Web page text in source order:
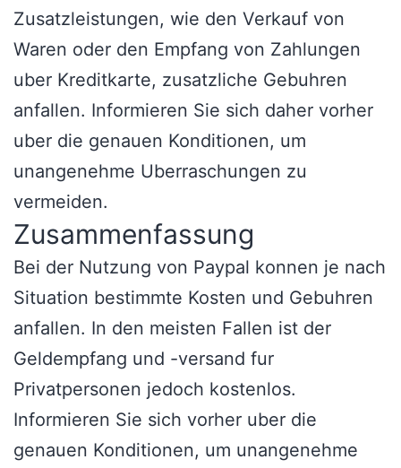
Zusatzleistungen, wie den Verkauf von
Waren oder den Empfang von Zahlungen
uber Kreditkarte, zusatzliche Gebuhren
anfallen. Informieren Sie sich daher vorher
uber die genauen Konditionen, um
unangenehme Uberraschungen zu
vermeiden.
Zusammenfassung
Bei der Nutzung von Paypal konnen je nach
Situation bestimmte Kosten und Gebuhren
anfallen. In den meisten Fallen ist der
Geldempfang und -versand fur
Privatpersonen jedoch kostenlos.
Informieren Sie sich vorher uber die
genauen Konditionen, um unangenehme